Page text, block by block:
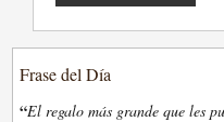
Frase del Día
“El regalo más grande que les